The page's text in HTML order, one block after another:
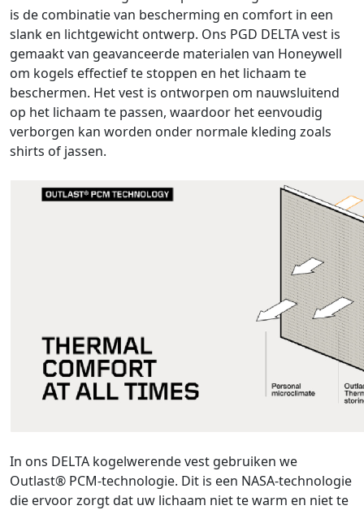
is de combinatie van bescherming en comfort in een
slank en lichtgewicht ontwerp. Ons PGD DELTA vest is
gemaakt van geavanceerde materialen van Honeywell
om kogels effectief te stoppen en het lichaam te
beschermen. Het vest is ontworpen om nauwsluitend
op het lichaam te passen, waardoor het eenvoudig
verborgen kan worden onder normale kleding zoals
shirts of jassen.
In ons DELTA kogelwerende vest gebruiken we
Outlast® PCM-technologie. Dit is een NASA-technologie
die ervoor zorgt dat uw lichaam niet te warm en niet te